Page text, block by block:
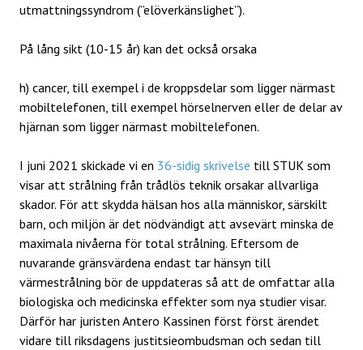
utmattningssyndrom (”elöverkänslighet”).
På lång sikt (10-15 år) kan det också orsaka
h) cancer, till exempel i de kroppsdelar som ligger närmast
mobiltelefonen, till exempel hörselnerven eller de delar av
hjärnan som ligger närmast mobiltelefonen.
I juni 2021 skickade vi en 36-sidig skrivelse till STUK som
visar att strålning från trådlös teknik orsakar allvarliga
skador. För att skydda hälsan hos alla människor, särskilt
barn, och miljön är det nödvändigt att avsevärt minska de
maximala nivåerna för total strålning. Eftersom de
nuvarande gränsvärdena endast tar hänsyn till
värmestrålning bör de uppdateras så att de omfattar alla
biologiska och medicinska effekter som nya studier visar.
Därför har juristen Antero Kassinen först först ärendet
vidare till riksdagens justitsieombudsman och sedan till